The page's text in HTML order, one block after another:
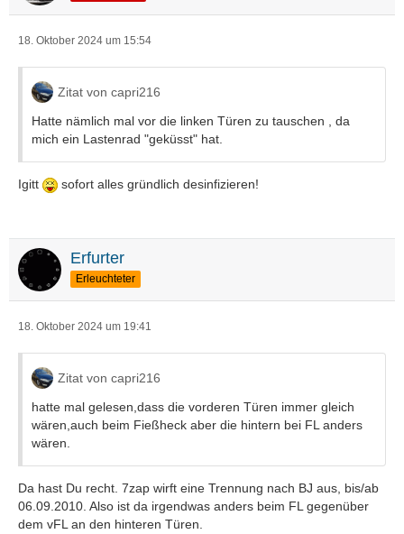
18. Oktober 2024 um 15:54
Zitat von capri216
Hatte nämlich mal vor die linken Türen zu tauschen , da
mich ein Lastenrad "geküsst" hat.
Igitt sofort alles gründlich desinfizieren!
Erfurter
Erleuchteter
18. Oktober 2024 um 19:41
Zitat von capri216
hatte mal gelesen,dass die vorderen Türen immer gleich
wären,auch beim Fießheck aber die hintern bei FL anders
wären.
Da hast Du recht. 7zap wirft eine Trennung nach BJ aus, bis/ab
06.09.2010. Also ist da irgendwas anders beim FL gegenüber
dem vFL an den hinteren Türen.